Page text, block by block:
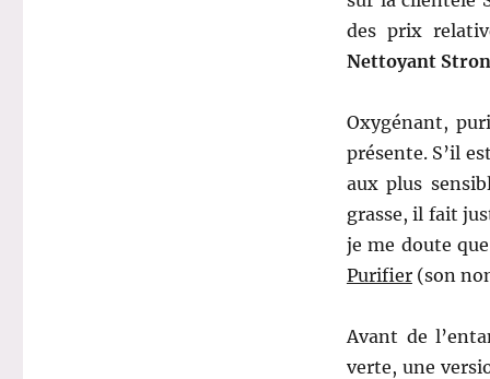
des prix
Nettoyant
Oxygénant,
présente. S’il
aux plus
grasse, il fait
je me doute
Purifier(son
Avant de
verte, une